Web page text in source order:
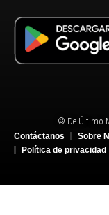
© De Último
Contáctanos
Sobre
Política de privacidad